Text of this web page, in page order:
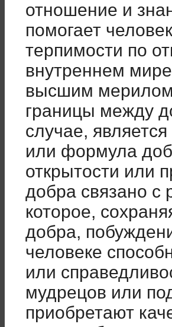
отношение и
помогает
терпимости по
внутреннем
высшим
границы между
случае,
или формула
открытости или
добра связано с
которое,
добра,
человеке
или
мудрецов или
приобретают